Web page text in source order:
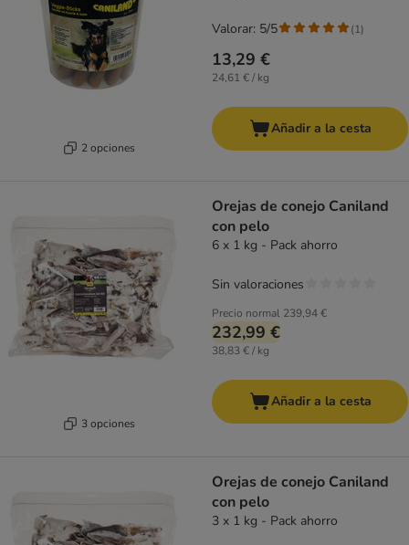
2 opciones
13,29 €
24,61 € / kg
Valorar: 5/5 (1)
Añadir a la cesta
3 opciones
Orejas de conejo Caniland
con pelo
6 x 1 kg - Pack ahorro
Precio normal 239,94 €
232,99 €
38,83 € / kg
Sin valoraciones
Añadir a la cesta
Orejas de conejo Caniland
con pelo
3 x 1 kg - Pack ahorro